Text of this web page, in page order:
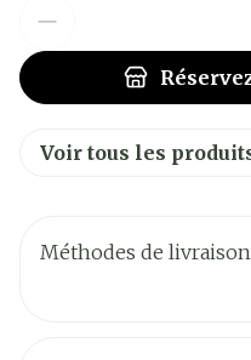
Voir tous les
Méthodes de